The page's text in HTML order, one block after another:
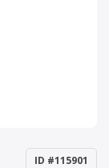
ID #115901